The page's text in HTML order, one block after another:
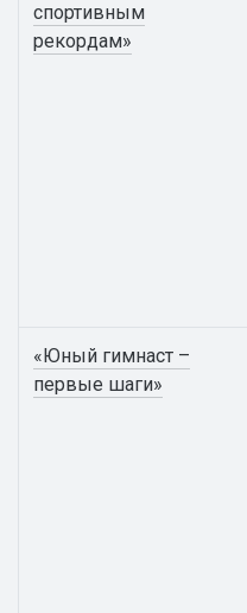
спортивным
рекордам»
«Юный гимнаст –
первые шаги»